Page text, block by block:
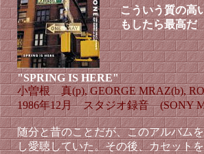
こういう質の高
もしたら最高だ
"SPRING IS HERE"
小曽根 真(p), GEORGE MRAZ(b),
1986年12月 スタジオ録音 (SONY
随分と昔のことだが、このアルバム
し愛聴していた。その後、カセット